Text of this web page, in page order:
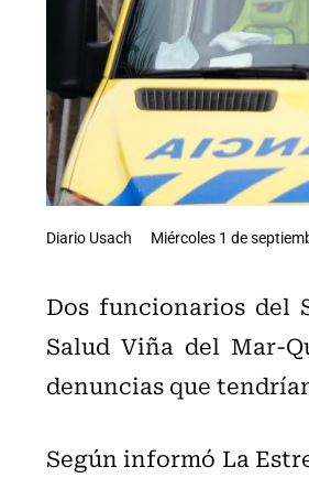
Diario Usach Miércoles 1 de
Dos funcionarios del
Salud Viña del Mar-
denuncias que
Según informó La